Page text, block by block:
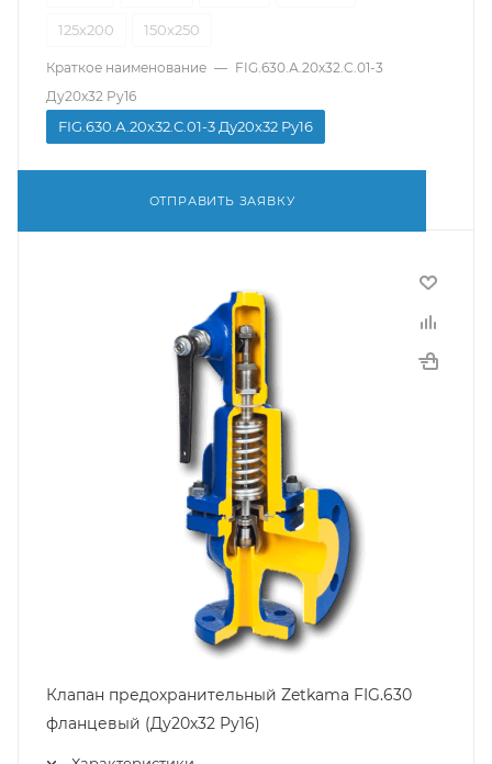
125х200 150х250
Краткое наименование — FIG.630.А.20х32.C.01-3
Ду20x32 Pу16
FIG.630.А.20х32.C.01-3 Ду20x32 Pу16
ОТПРАВИТЬ ЗАЯВКУ
Клапан предохранительный Zetkama FIG.630
фланцевый (Ду20х32 Pу16)